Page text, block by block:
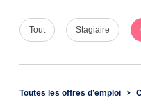
Tout Stagiaire
Toutes les offres d’emploi